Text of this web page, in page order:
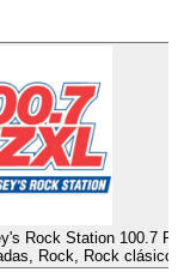
Rock Station 100.7
Rock, Rock clásico